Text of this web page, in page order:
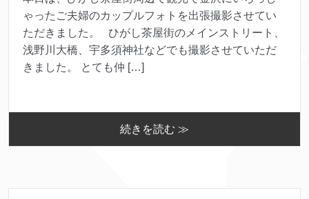
ゃったご夫婦のカップルフォトを出張撮影させてい
ただきました。 ひがし茶屋街のメインストリート、
浅野川大橋、宇多須神社などでも撮影させていただ
きました。 とても仲 […]
続きを読む ≫